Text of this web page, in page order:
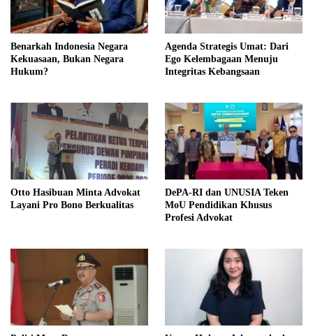
Benarkah Indonesia Negara
Kekuasaan, Bukan Negara
Hukum?
Agenda Strategis Umat: Dari
Ego Kelembagaan Menuju
Integritas Kebangsaan
Otto Hasibuan Minta Advokat
Layani Pro Bono Berkualitas
DePA-RI dan UNUSIA Teken
MoU Pendidikan Khusus
Profesi Advokat